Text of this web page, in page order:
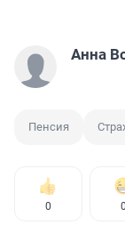
Анна
Пенсия
0 0